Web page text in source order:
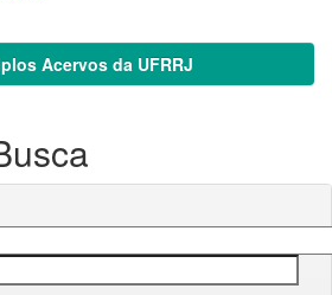
Acervos da UFRRJ